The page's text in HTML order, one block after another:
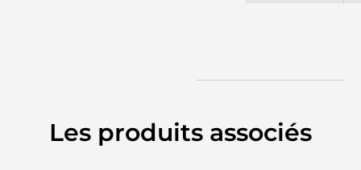
Les produits associés